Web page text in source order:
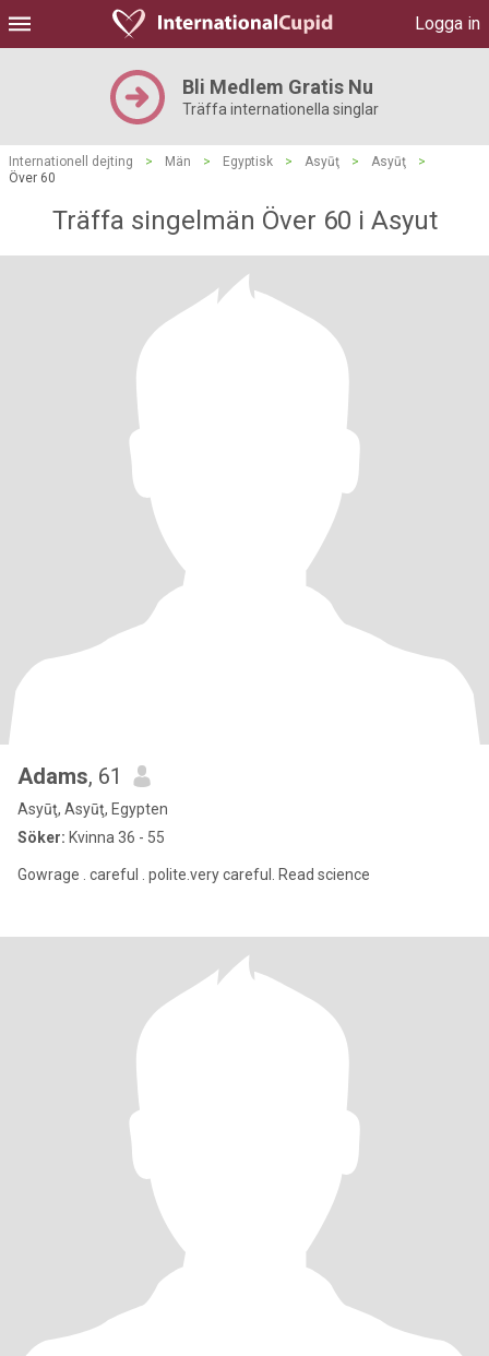
Logga in
Bli Medlem Gratis Nu
Träffa internationella singlar
Internationell dejting > Män > Egyptisk > Asyūţ > Asyūţ
>
Över 60
Träffa singelmän Över 60 i Asyut
Adams, 61
Asyūţ, Asyūţ, Egypten
Söker: Kvinna 36 - 55
Gowrage . careful . polite.very careful. Read science